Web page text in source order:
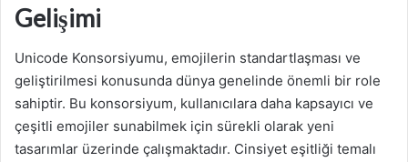
Gelişimi
Unicode Konsorsiyumu, emojilerin standartlaşması ve
geliştirilmesi konusunda dünya genelinde önemli bir role
sahiptir. Bu konsorsiyum, kullanıcılara daha kapsayıcı ve
çeşitli emojiler sunabilmek için sürekli olarak yeni
tasarımlar üzerinde çalışmaktadır. Cinsiyet eşitliği temalı